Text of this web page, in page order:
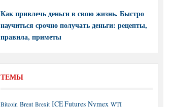
Как привлечь деньги в свою жизнь. Быстро
научиться срочно получать деньги: рецепты,
правила, приметы
ТЕМЫ
Bitcoin Brent Brexit ICE Futures Nymex WTI